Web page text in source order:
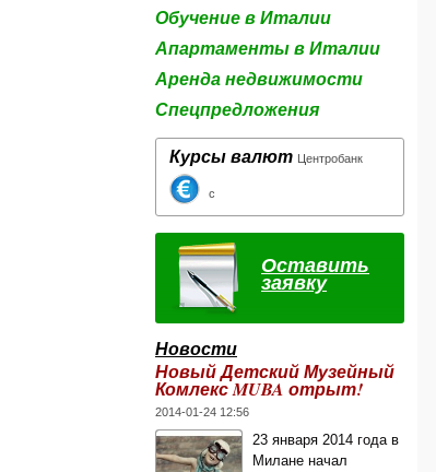
Обучение в Италии
Апартаменты в Италии
Аренда недвижимости
Спецпредложения
Курсы валют Центробанк
с
Оставить
заявку
Новости
Новый Детский Музейный
Комлекс MUBA отрыт!
2014-01-24 12:56
23 января 2014 года в
Милане начал